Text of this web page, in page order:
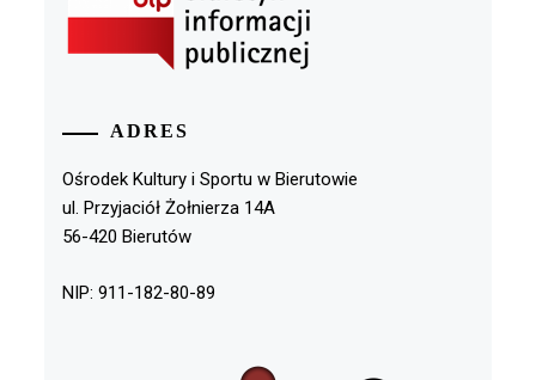
ADRES
Ośrodek Kultury i Sportu w Bierutowie
ul. Przyjaciół Żołnierza 14A
56-420 Bierutów
NIP: 911-182-80-89